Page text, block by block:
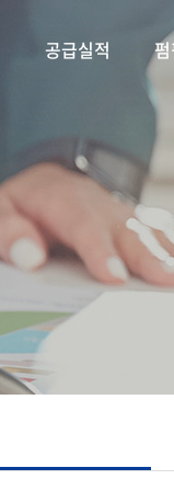
공급실적